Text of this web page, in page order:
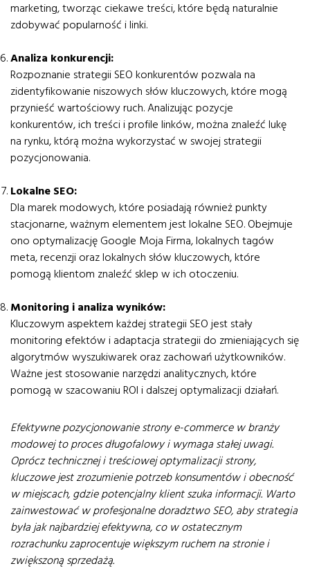
marketing, tworząc ciekawe treści, które będą naturalnie
zdobywać popularność i linki.
Analiza konkurencji:
Rozpoznanie strategii SEO konkurentów pozwala na
zidentyfikowanie niszowych słów kluczowych, które mogą
przynieść wartościowy ruch. Analizując pozycje
konkurentów, ich treści i profile linków, można znaleźć lukę
na rynku, którą można wykorzystać w swojej strategii
pozycjonowania.
Lokalne SEO:
Dla marek modowych, które posiadają również punkty
stacjonarne, ważnym elementem jest lokalne SEO. Obejmuje
ono optymalizację Google Moja Firma, lokalnych tagów
meta, recenzji oraz lokalnych słów kluczowych, które
pomogą klientom znaleźć sklep w ich otoczeniu.
Monitoring i analiza wyników:
Kluczowym aspektem każdej strategii SEO jest stały
monitoring efektów i adaptacja strategii do zmieniających się
algorytmów wyszukiwarek oraz zachowań użytkowników.
Ważne jest stosowanie narzędzi analitycznych, które
pomogą w szacowaniu ROI i dalszej optymalizacji działań.
Efektywne pozycjonowanie strony e-commerce w branży
modowej to proces długofalowy i wymaga stałej uwagi.
Oprócz technicznej i treściowej optymalizacji strony,
kluczowe jest zrozumienie potrzeb konsumentów i obecność
w miejscach, gdzie potencjalny klient szuka informacji. Warto
zainwestować w profesjonalne doradztwo SEO, aby strategia
była jak najbardziej efektywna, co w ostatecznym
rozrachunku zaprocentuje większym ruchem na stronie i
zwiększoną sprzedażą.